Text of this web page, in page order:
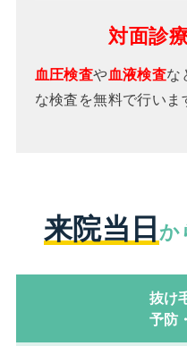
対面診
血圧検査や血液検査な
な検査を無料で行いま
来院当日か
抜け
予防